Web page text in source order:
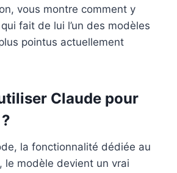
vous montre comment y
qui fait de lui l’un des modèles
pointus actuellement
Claude pour
la fonctionnalité dédiée au
le modèle devient un vrai